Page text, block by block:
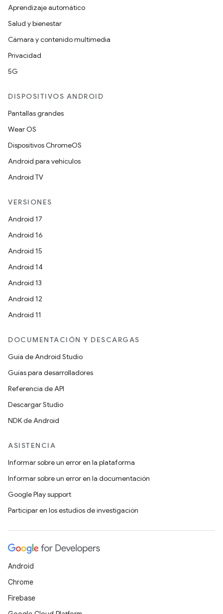
Aprendizaje automático
Salud y bienestar
Cámara y contenido multimedia
Privacidad
5G
DISPOSITIVOS ANDROID
Pantallas grandes
Wear OS
Dispositivos ChromeOS
Android para vehículos
Android TV
VERSIONES
Android 17
Android 16
Android 15
Android 14
Android 13
Android 12
Android 11
DOCUMENTACIÓN Y DESCARGAS
Guía de Android Studio
Guías para desarrolladores
Referencia de API
Descargar Studio
NDK de Android
ASISTENCIA
Informar sobre un error en la plataforma
Informar sobre un error en la documentación
Google Play support
Participar en los estudios de investigación
Android
Chrome
Firebase